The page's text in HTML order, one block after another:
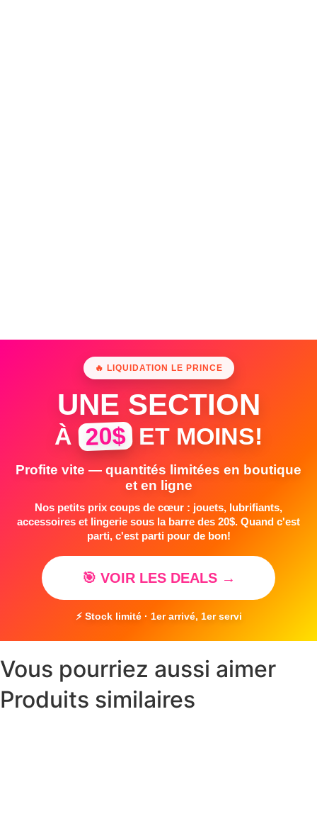
🔥 LIQUIDATION LE PRINCE
UNE SECTION
À 20$ ET MOINS!
Profite vite — quantités limitées en boutique
et en ligne
Nos petits prix coups de cœur : jouets, lubrifiants,
accessoires et lingerie sous la barre des 20$. Quand c'est
parti, c'est parti pour de bon!
🎯 VOIR LES DEALS →
⚡ Stock limité · 1er arrivé, 1er servi
Vous pourriez aussi aimer
Produits similaires